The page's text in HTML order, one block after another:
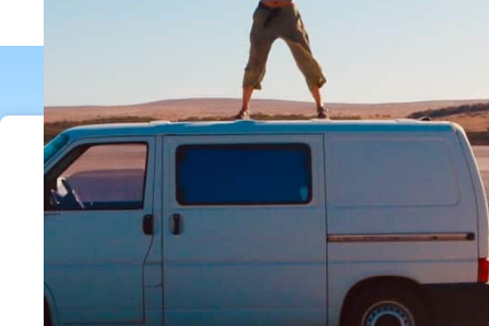
Recevez les derniers
articles et bons plans de
voyage